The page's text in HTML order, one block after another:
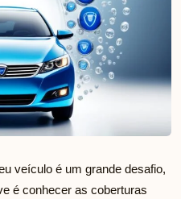
veículo é um grande desafio,
é conhecer as coberturas